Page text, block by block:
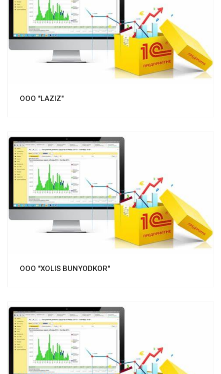
Смотреть проект
ООО "LAZIZ"
Смотреть проект
ООО "XOLIS BUNYODKOR"
Смотреть проект